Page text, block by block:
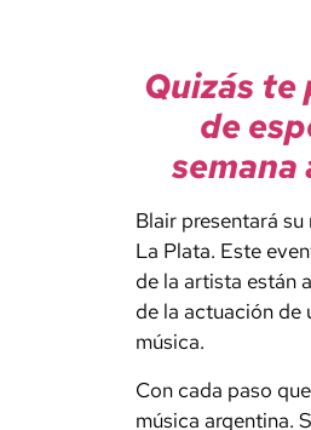
Quizás te
de
semana
Blair presentará su
La Plata. Este
de la artista están
de la actuación de
música.
Con cada paso
música argentina.